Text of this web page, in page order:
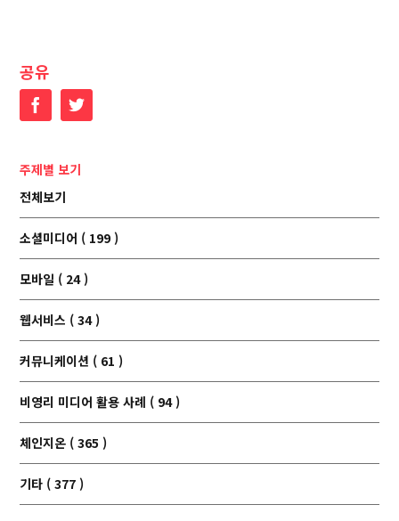
공유
FacebookTwitter
주제별 보기
전체보기
소셜미디어 ( 199 )
모바일 ( 24 )
웹서비스 ( 34 )
커뮤니케이션 ( 61 )
비영리 미디어 활용 사례 ( 94 )
체인지온 ( 365 )
기타 ( 377 )